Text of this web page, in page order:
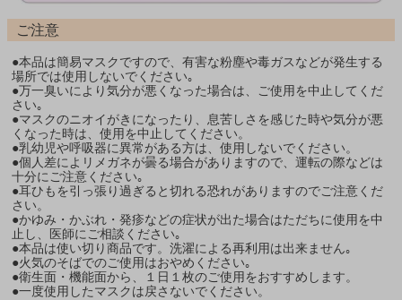
ご注意
●本品は簡易マスクですので、有害な粉塵や毒ガスなどが発生する
場所では使用しないでください｡
●万一臭いにより気分が悪くなった場合は、ご使用を中止してくだ
さい｡
●マスクのニオイがきになったり、息苦しさを感じた時や気分が悪
くなった時は、使用を中止してください。
●乳幼児や呼吸器に異常がある方は、使用しないでください。
●個人差によリメガネが曇る場合がありますので、運転の際などは
十分にご注意ください｡
●耳ひもを引っ張り過ぎると切れる恐れがありますのでご注意くだ
さい。
●かゆみ・かぶれ・発疹などの症状が出た場合はただちに使用を中
止し、医師にご相談ください｡
●本品は使い切り商品です。洗濯による再利用は出来ません｡
●火気のそばでのご使用はおやめください｡
●衛生面・機能面から、１日１枚のご使用をおすすめします。
●一度使用したマスクは戻さないでください。